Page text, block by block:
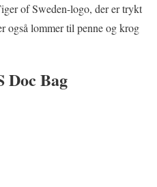
of Sweden-logo, der er trykt
også lommer til penne og krog
Doc Bag